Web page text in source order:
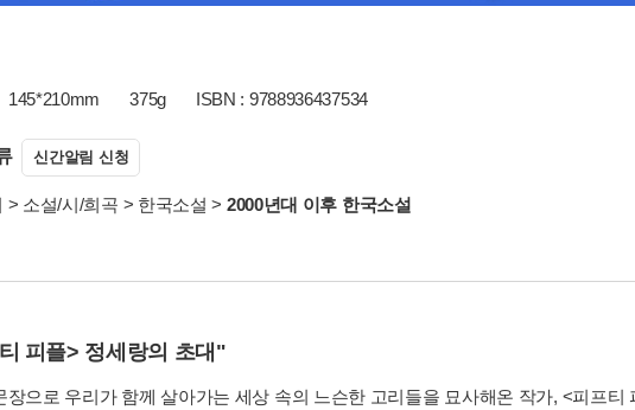
145*210mm 375g ISBN : 9788936437534
신간알림 신청
> 소설/시/희곡 > 한국소설 > 2000년대 이후 한국소설
피플> 정세랑의 초대"
장으로 우리가 함께 살아가는 세상 속의 느슨한 고리들을 묘사해온 작가, <피프티